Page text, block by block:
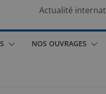
Actualité
NOS OUVRAGES